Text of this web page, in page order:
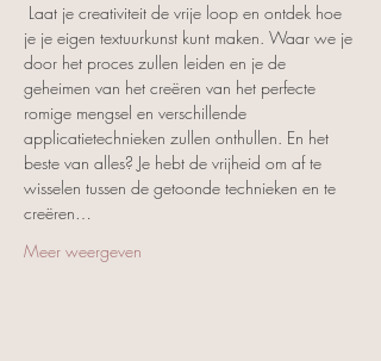
Laat je creativiteit de vrije loop en ontdek hoe
je je eigen textuurkunst kunt maken. Waar we je
door het proces zullen leiden en je de
geheimen van het creëren van het perfecte
romige mengsel en verschillende
applicatietechnieken zullen onthullen. En het
beste van alles? Je hebt de vrijheid om af te
wisselen tussen de getoonde technieken en te
creëren…
Meer weergeven